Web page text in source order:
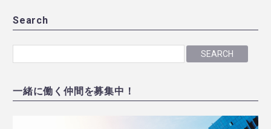
Search
SEARCH
一緒に働く仲間を募集中！